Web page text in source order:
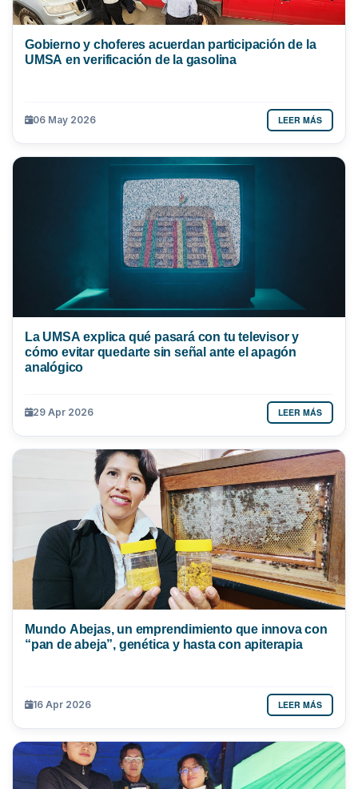
Gobierno y choferes acuerdan participación de la
UMSA en verificación de la gasolina
06 May 2026 LEER MÁS
La UMSA explica qué pasará con tu televisor y
cómo evitar quedarte sin señal ante el apagón
analógico
29 Apr 2026 LEER MÁS
Mundo Abejas, un emprendimiento que innova con
“pan de abeja”, genética y hasta con apiterapia
16 Apr 2026 LEER MÁS